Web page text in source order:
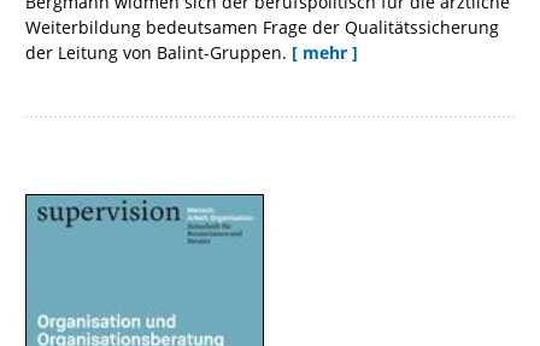
Weiterbildung bedeutsamen Frage der Qualitätssicherung
der Leitung von Balint-Gruppen. [ mehr ]